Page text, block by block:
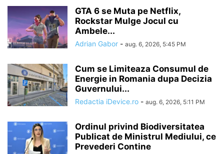
GTA 6 se Muta pe Netflix,
Rockstar Mulge Jocul cu
Ambele...
Adrian Gabor - aug. 6, 2026, 5:45 PM
Cum se Limiteaza Consumul de
Energie in Romania dupa Decizia
Guvernului...
Redactia iDevice.ro - aug. 6, 2026, 5:11 PM
Ordinul privind Biodiversitatea
Publicat de Ministrul Mediului, ce
Prevederi Contine